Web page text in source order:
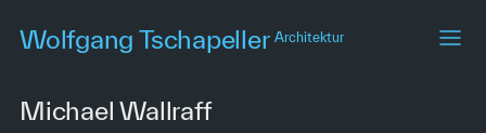
content
Wolfgang TschapellerArchitektur
Michael Wallraff